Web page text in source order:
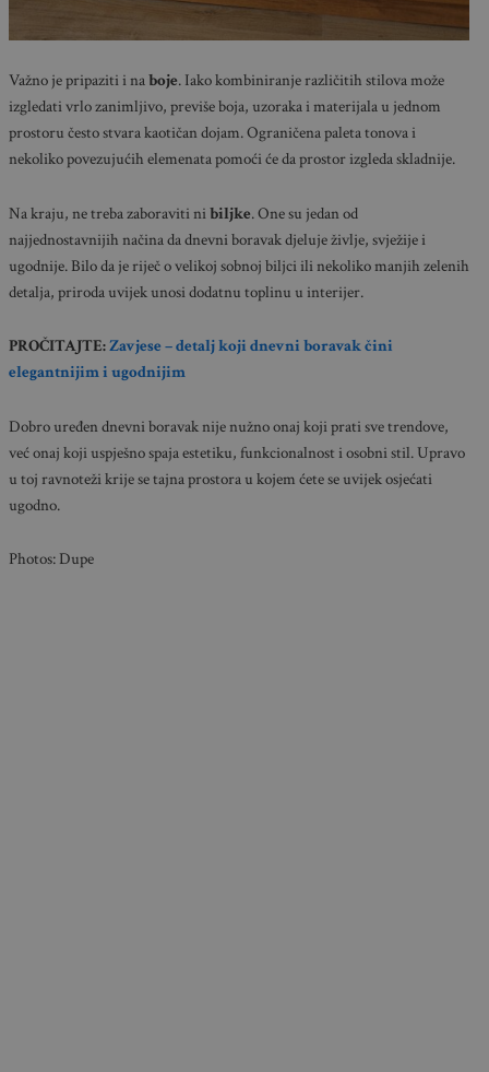
Važno je pripaziti i naboje. Iako kombiniranje različitih stilova može
izgledati vrlo zanimljivo, previše boja, uzoraka i materijala u jednom
prostoru često stvara kaotičan dojam. Ograničena paleta tonova i
nekoliko povezujućih elemenata pomoći će da prostor izgleda skladnije.
Na kraju, ne treba zaboraviti nibiljke. One su jedan od
najjednostavnijih načina da dnevni boravak djeluje življe, svježije i
ugodnije. Bilo da je riječ o velikoj sobnoj biljci ili nekoliko manjih zelenih
detalja, priroda uvijek unosi dodatnu toplinu u interijer.
PROČITAJTE:Zavjese – detalj koji dnevni boravak čini
elegantnijim i ugodnijim
Dobro uređen dnevni boravak nije nužno onaj koji prati sve trendove,
već onaj koji uspješno spaja estetiku, funkcionalnost i osobni stil. Upravo
u toj ravnoteži krije se tajna prostora u kojem ćete se uvijek osjećati
ugodno.
Photos: Dupe